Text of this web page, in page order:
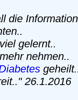
die
gelernt..
nehmen..
26.1.2016